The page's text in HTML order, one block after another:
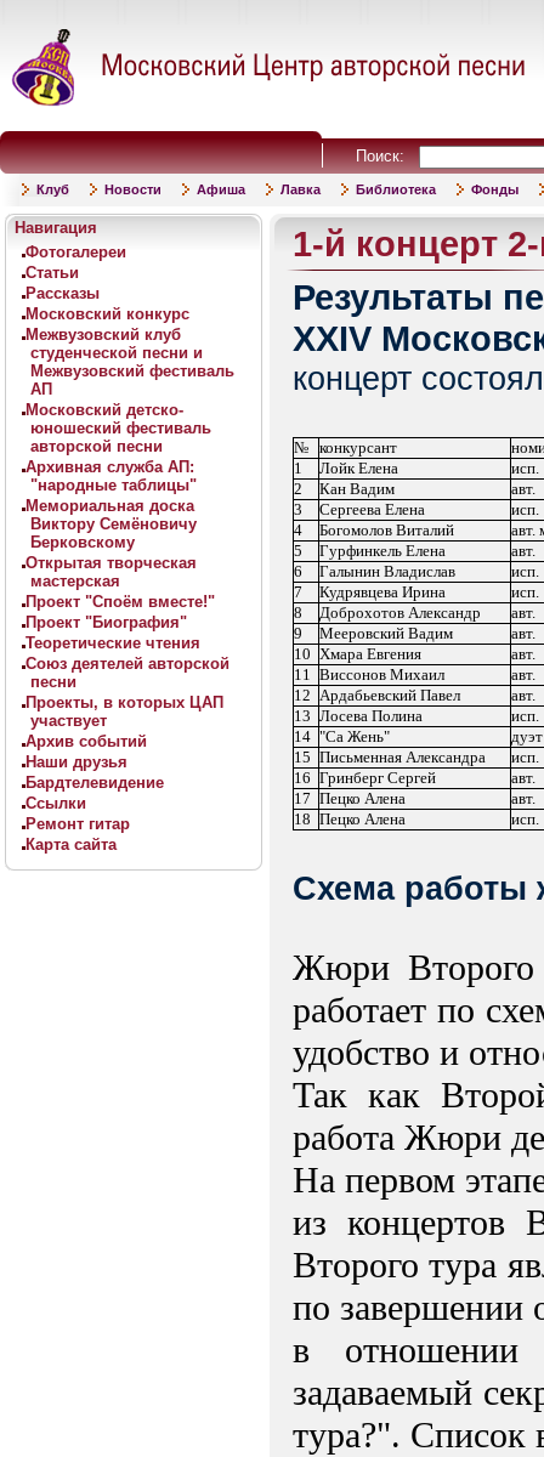
Поиск:
Клуб Новости Афиша Лавка Библиотека Фонды
Навигация
Фотогалереи
Статьи
Рассказы
Московский конкурс
Межвузовский клуб
студенческой песни и
Межвузовский фестиваль
АП
Московский детско-
юношеский фестиваль
авторской песни
Архивная служба АП:
"народные таблицы"
Мемориальная доска
Виктору Семёновичу
Берковскому
Открытая творческая
мастерская
Проект "Споём вместе!"
Проект "Биография"
Теоретические чтения
Союз деятелей авторской
песни
Проекты, в которых ЦАП
участвует
Архив событий
Наши друзья
Бардтелевидение
Ссылки
Ремонт гитар
Карта сайта
1-й концерт
Результаты
XXIV
концерт
№ конкурсант
1
Лойк Елена
исп.
2
Кан Вадим
авт.
3
Сергеева Елена
исп.
4
Богомолов Виталий
авт.
5
Гурфинкель Елена
авт.
6
Галынин Владислав
исп.
7
Кудрявцева Ирина
исп.
8
Доброхотов Александр
авт.
9
Мееровский Вадим
авт.
10 Хмара Евгения
авт.
11 Виссонов Михаил
авт.
12 Ардабьевский Павел
авт.
13 Лосева Полина
исп.
14 "Са Жень"
дуэт
15 Письменная Александра
исп.
16 Гринберг Сергей
авт.
17 Пецко Алена
авт.
18 Пецко Алена исп.
Схема работы
Жюри Втоpого
работает по
удобство и
Так как
работа Жюри
На первом
из концертов
Втоpого тура
по завершении
в отношении
задаваемый
тура?". Список